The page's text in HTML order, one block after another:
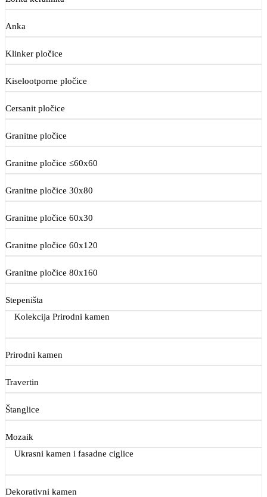
Anka
Klinker pločice
Kiselootporne pločice
Cersanit pločice
Granitne pločice
Granitne pločice ≤60x60
Granitne pločice 30x80
Granitne pločice 60x30
Granitne pločice 60x120
Granitne pločice 80x160
Stepeništa
Kolekcija Prirodni kamen
Prirodni kamen
Travertin
Štanglice
Mozaik
Ukrasni kamen i fasadne ciglice
Dekorativni kamen